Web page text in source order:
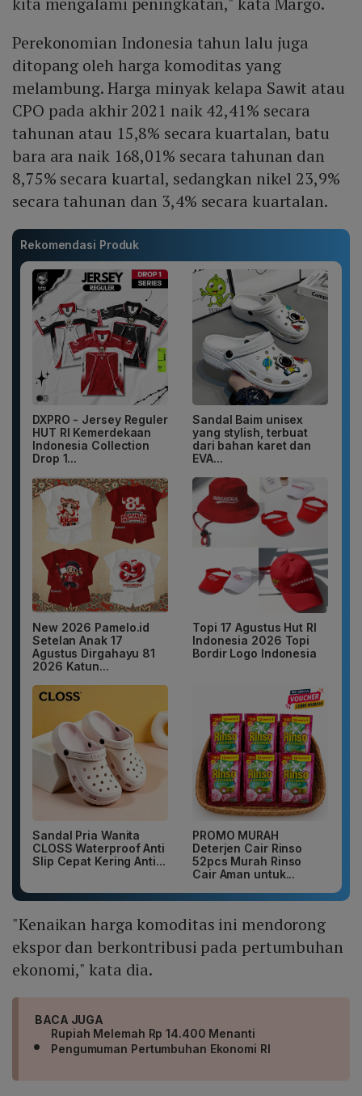
Perekonomian Indonesia tahun lalu juga
ditopang oleh harga komoditas yang
melambung. Harga minyak kelapa Sawit atau
CPO pada akhir 2021 naik 42,41% secara
tahunan atau 15,8% secara kuartalan, batu
bara ara naik 168,01% secara tahunan dan
8,75% secara kuartal, sedangkan nikel 23,9%
secara tahunan dan 3,4% secara kuartalan.
Rekomendasi Produk
DXPRO - Jersey Reguler
HUT RI Kemerdekaan
Indonesia Collection
Drop 1...
Sandal Baim unisex
yang stylish, terbuat
dari bahan karet dan
EVA...
New 2026 Pamelo.id
Setelan Anak 17
Agustus Dirgahayu 81
2026 Katun...
Topi 17 Agustus Hut RI
Indonesia 2026 Topi
Bordir Logo Indonesia
Sandal Pria Wanita
CLOSS Waterproof Anti
Slip Cepat Kering Anti...
PROMO MURAH
Deterjen Cair Rinso
52pcs Murah Rinso
Cair Aman untuk...
"Kenaikan harga komoditas ini mendorong
ekspor dan berkontribusi pada pertumbuhan
ekonomi," kata dia.
BACA JUGA
Rupiah Melemah Rp 14.400 Menanti
Pengumuman Pertumbuhan Ekonomi RI